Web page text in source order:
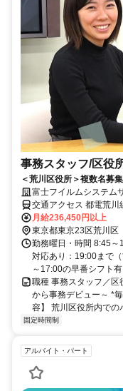
事務スタッフ/区役
＜荒川区役所＞複数名募
体業務を後押しするお仕
富士フイルムシステム
交通アクセス 都電荒川
線「町屋駅」徒歩12分 JR常
可です
月給236,450円以上
東京都東京23区荒川区
勤務曜日・時間 8:45
対応あり：19:00まで
～17:00の早番シフト
職種 事務スタッフ／区
から事務デビュー～ *
容】 荒川区役所内での
固定時間制
アルバイト・パート